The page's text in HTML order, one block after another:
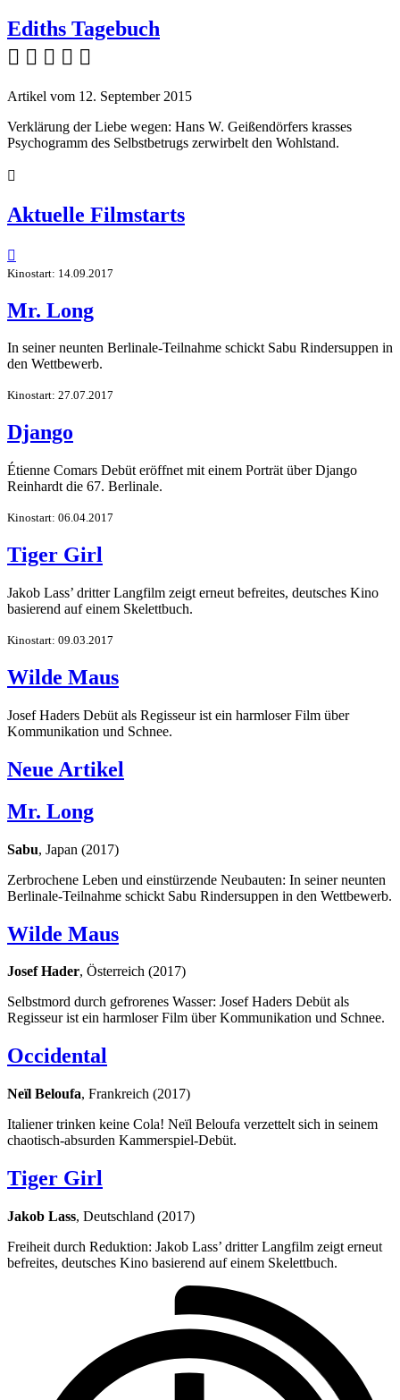
Ediths Tagebuch
    
Artikel vom 12. September 2015
Verklärung der Liebe wegen: Hans W. Geißendörfers krasses
Psychogramm des Selbstbetrugs zerwirbelt den Wohlstand.

Aktuelle Filmstarts

Kinostart: 14.09.2017
Mr. Long
In seiner neunten Berlinale-Teilnahme schickt Sabu Rindersuppen in
den Wettbewerb.
Kinostart: 27.07.2017
Django
Étienne Comars Debüt eröffnet mit einem Porträt über Django
Reinhardt die 67. Berlinale.
Kinostart: 06.04.2017
Tiger Girl
Jakob Lass’ dritter Langfilm zeigt erneut befreites, deutsches Kino
basierend auf einem Skelettbuch.
Kinostart: 09.03.2017
Wilde Maus
Josef Haders Debüt als Regisseur ist ein harmloser Film über
Kommunikation und Schnee.
Neue Artikel
Mr. Long
Sabu, Japan (2017)
Zerbrochene Leben und einstürzende Neubauten: In seiner neunten
Berlinale-Teilnahme schickt Sabu Rindersuppen in den Wettbewerb.
Wilde Maus
Josef Hader, Österreich (2017)
Selbstmord durch gefrorenes Wasser: Josef Haders Debüt als
Regisseur ist ein harmloser Film über Kommunikation und Schnee.
Occidental
Neïl Beloufa, Frankreich (2017)
Italiener trinken keine Cola! Neïl Beloufa verzettelt sich in seinem
chaotisch-absurden Kammerspiel-Debüt.
Tiger Girl
Jakob Lass, Deutschland (2017)
Freiheit durch Reduktion: Jakob Lass’ dritter Langfilm zeigt erneut
befreites, deutsches Kino basierend auf einem Skelettbuch.